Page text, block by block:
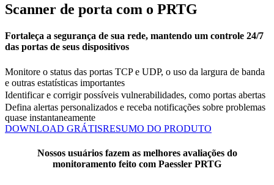
Scanner de porta com o PRTG
Fortaleça a segurança de sua rede, mantendo um controle 24/7
das portas de seus dispositivos
Monitore o status das portas TCP e UDP, o uso da largura de banda
e outras estatísticas importantes
Identificar e corrigir possíveis vulnerabilidades, como portas abertas
Defina alertas personalizados e receba notificações sobre problemas
quase instantaneamente
DOWNLOAD GRÁTISRESUMO DO PRODUTO
Nossos usuários fazem as melhores avaliações do
monitoramento feito com Paessler PRTG